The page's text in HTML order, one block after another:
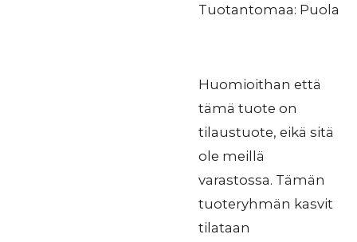
Tuotantomaa: Puola
Huomioithan että
tämä tuote on
tilaustuote, eikä sitä
ole meillä
varastossa. Tämän
tuoteryhmän kasvit
tilataan